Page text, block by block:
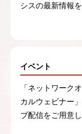
シスの最新情報
イベント
「ネットワーク
カルウェビナー
ブ配信をご用意し